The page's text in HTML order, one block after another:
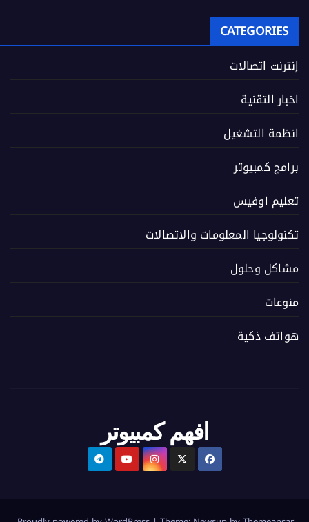
CATEGORIES
إنترنت اتصالات
اخبار التقنية
انظمة التشغيل
برامج كمبيوتر
تعليم اوفيس
تكنولوجيا المعلومات والاتصالات
مشاكل وحلول
منوعات
هواتف ذكية
افهم كمبيوتر